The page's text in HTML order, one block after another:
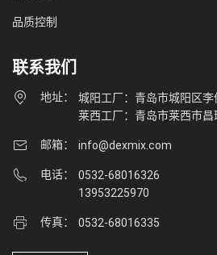
品质控制
联系我们
地址：
城阳工厂：青岛市城阳区李
莱西工厂：青岛市莱西市昌
邮箱： info@dexmix.com
电话：
0532-68016326
13953225970
传真： 0532-68016335